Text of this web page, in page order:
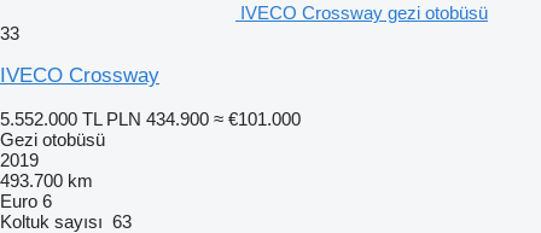
IVECO Crossway gezi otobüsü
33
IVECO Crossway
5.552.000 TL PLN 434.900 ≈ €101.000
Gezi otobüsü
2019
493.700 km
Euro 6
Koltuk sayısı 63